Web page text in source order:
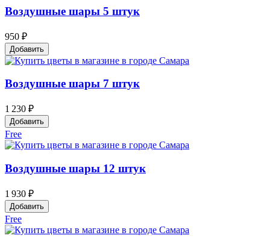
Воздушные шары 5 штук
950 ₽
Добавить
Воздушные шары 7 штук
1 230 ₽
Добавить
Free
Воздушные шары 12 штук
1 930 ₽
Добавить
Free